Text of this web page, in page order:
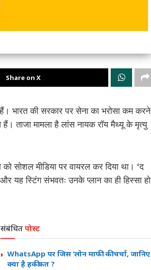
Share on X
भारत की सरकार पर सेना का भरोसा कम करने
ताजा मामला है लांस नायक रॉय मैथ्यू के मृत्यु
सोशल मीडिया पर वायरल कर दिया था। ‘द
यह स्टिंग संभवतः उनके प्लान का ही हिस्सा हो
संबंधितपोस्ट
WhatsApp पर जिस ‘लोन माफी’ की चर्चा, जानिए
क्या है हकीकत ?